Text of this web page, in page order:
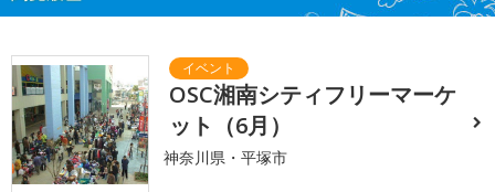
OSC湘南シティフリーマーケ
ット（6月）
神奈川県・平塚市